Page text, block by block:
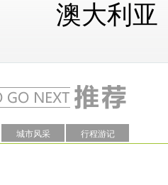
澳大利亚
城市风采 行程游记